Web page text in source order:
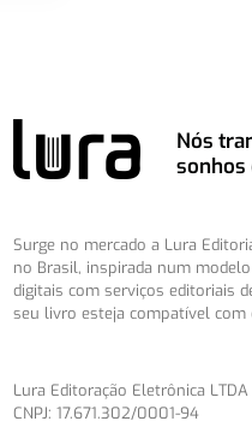
Nós
sonhos
Surge no mercado a Lura
no Brasil, inspirada num
digitais com serviços editoriais
seu livro esteja compatível
Lura Editoração Eletrônica LTDA
CNPJ: 17.671.302/0001-94